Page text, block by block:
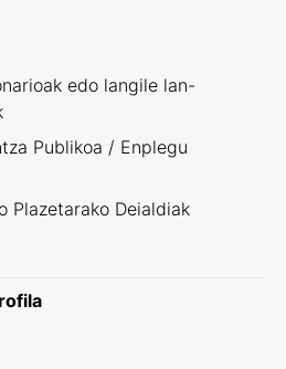
edo langile lan-
Publikoa / Enplegu
Plazetarako Deialdiak